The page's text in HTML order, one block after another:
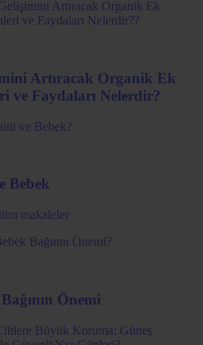
Artıracak Organik Ek
ve Faydaları Nelerdir?
Bebek
tüm makaleler
Önemi